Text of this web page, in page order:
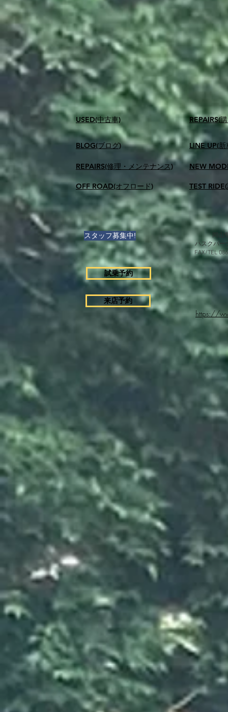
USED(中古車)
BLOG(ブログ)
REPAIRS(修理・メンテナンス)
OFF ROAD(オフロード)
​REPAIRS(
LINE UP(
NEW
TEST
スタッフ募集中!
試乗予約
来店予約
岡山
ハスクバー
FAX/TEL
https://